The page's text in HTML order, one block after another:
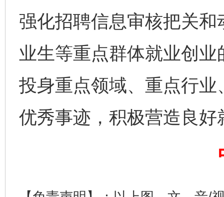
强化招聘信息审核把关
业生等重点群体就业创
投身重点领域、重点行
优秀事迹，积极营造良好
完善运行机制助力责任有效落实 一纸欠